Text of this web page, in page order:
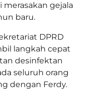
merasakan gejala
baru.
DPRD
langkah cepat
desinfektan
seluruh orang
dengan Ferdy.